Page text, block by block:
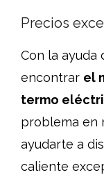
Precios
Con la ayuda
encontrar el
termo
problema en
ayudarte a
caliente